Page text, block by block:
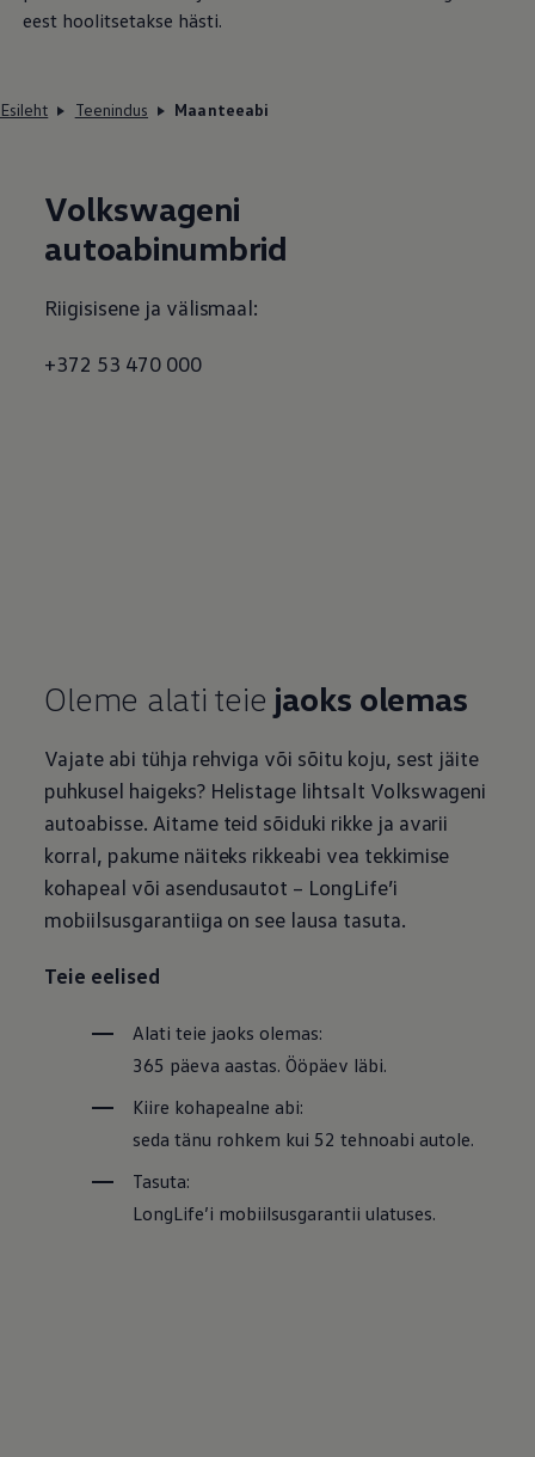
eest hoolitsetakse hästi.
Esileht Teenindus Maanteeabi
Volkswageni
autoabinumbrid
Riigisisene ja välismaal:
+372 53 470 000
Oleme alati teie jaoks olemas
Vajate abi tühja rehviga või sõitu koju, sest jäite
puhkusel haigeks? Helistage lihtsalt Volkswageni
autoabisse. Aitame teid sõiduki rikke ja avarii
korral, pakume näiteks rikkeabi vea tekkimise
kohapeal või asendusautot – LongLife’i
mobiilsusgarantiiga on see lausa tasuta.
Teie eelised
Alati teie jaoks olemas:
365 päeva aastas. Ööpäev läbi.
Kiire kohapealne abi:
seda tänu rohkem kui 52 tehnoabi autole.
Tasuta:
LongLife’i mobiilsusgarantii ulatuses.